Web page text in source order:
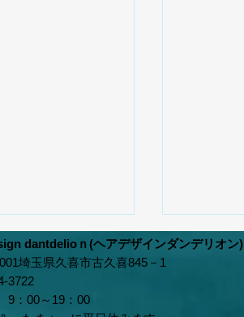
dantdelioｎ(ヘアデザインダンデリオン)
埼玉県久喜市古久喜845－1
9：00～19：00